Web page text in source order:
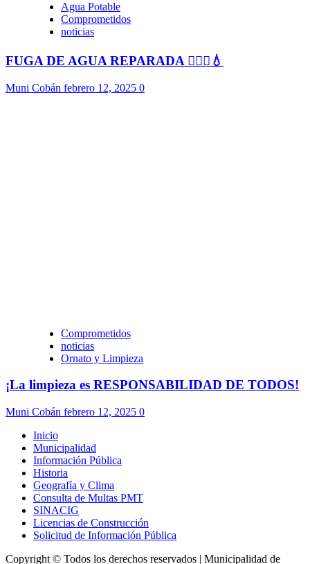
Agua Potable
Comprometidos
noticias
FUGA DE AGUA REPARADA 👷🏻‍♂️💧
Muni Cobán febrero 12, 2025 0
Comprometidos
noticias
Ornato y Limpieza
¡La limpieza es RESPONSABILIDAD DE TODOS!
Muni Cobán febrero 12, 2025 0
Inicio
Municipalidad
Información Pública
Historia
Geografía y Clima
Consulta de Multas PMT
SINACIG
Licencias de Construcción
Solicitud de Información Pública
Copyright © Todos los derechos reservados | Municipalidad de